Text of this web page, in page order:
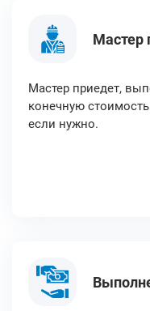
Мастер
Мастер приедет,
конечную
если нужно.